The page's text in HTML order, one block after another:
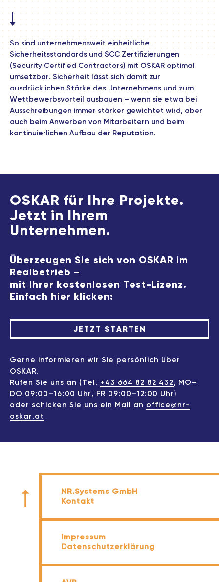
So sind unternehmensweit einheitliche
Sicherheitsstandards und SCC Zertifizierungen
(Security Certified Contractors) mit OSKAR optimal
umsetzbar. Sicherheit lässt sich damit zur
ausdrücklichen Stärke des Unternehmens und zum
Wettbewerbsvorteil ausbauen – wenn sie etwa bei
Ausschreibungen immer stärker gewichtet wird, aber
auch beim Anwerben von Mitarbeitern und beim
kontinuierlichen Aufbau der Reputation.
OSKAR für Ihre Projekte.
Jetzt in Ihrem
Unternehmen.
Überzeugen Sie sich von OSKAR im
Realbetrieb –
mit Ihrer kostenlosen Test-Lizenz.
Einfach hier klicken:
JETZT STARTEN
Gerne informieren wir Sie persönlich über
OSKAR.
Rufen Sie uns an (Tel. +43 664 82 82 432, MO–
DO 09:00–16:00 Uhr, FR 09:00–12:00 Uhr)
oder schicken Sie uns ein Mail an office@nr-
oskar.at
NR.Systems GmbH
Kontakt
Impressum
Datenschutzerklärung